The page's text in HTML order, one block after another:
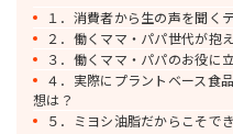
１．消費者から生の声を聞く
２．働くママ・パパ世代が抱
３．働くママ・パパのお役に
４．実際にプラントベース食
想は？
５．ミヨシ油脂だからこそで